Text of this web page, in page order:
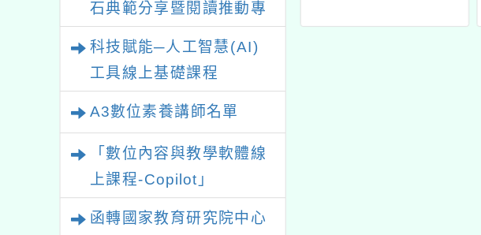
石典範分享暨閱讀推動專
業研習
科技賦能─人工智慧(AI)
工具線上基礎課程
A3數位素養講師名單
「數位內容與教學軟體線
上課程-Copilot」
函轉國家教育研究院中心
「墨藝生活美
－114學年度
法教學師資專
課程計畫」
園市115年語文競賽國
小學生客語情境式演說
– 暑期培訓營」課程